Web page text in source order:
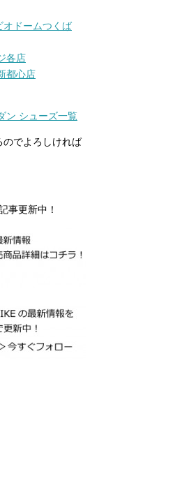
オドームつくば
各店
都心店
ン シューズ一覧
のでよろしければ
事更新中！